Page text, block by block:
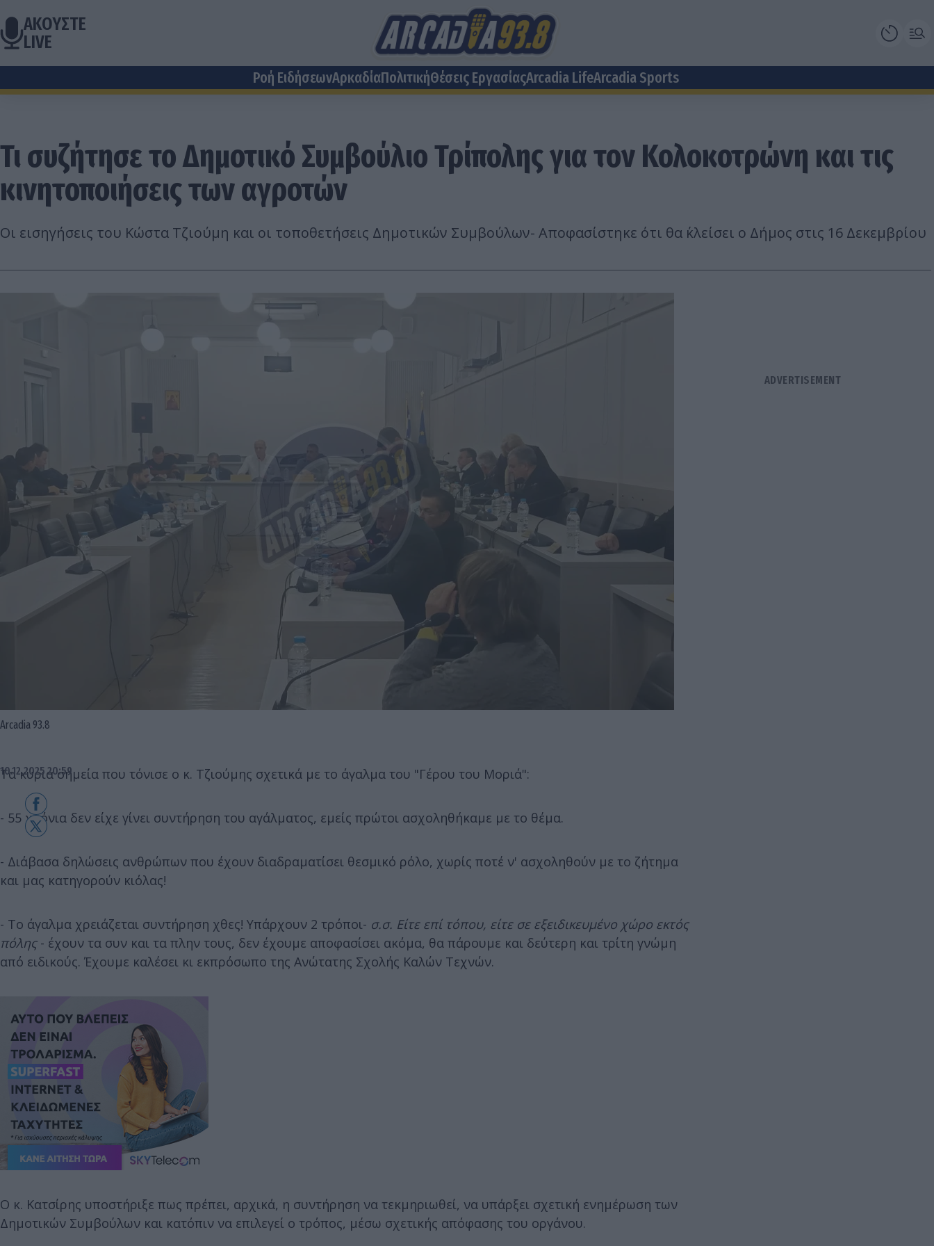
ΑΚΟΥΣΤΕ
LIVE
Ροή ΕιδήσεωνΑρκαδίαΠολιτικήΘέσεις EργασίαςArcadia LifeArcadia Sports
Τι συζήτησε το Δημοτικό Συμβούλιο Τρίπολης για τον Κολοκοτρώνη και τις
κινητοποιήσεις των αγροτών
Οι εισηγήσεις του Κώστα Τζιούμη και οι τοποθετήσεις Δημοτικών Συμβούλων- Αποφασίστηκε ότι θα κ΄λείσει ο Δήμος στις 16 Δεκεμβρίου
Arcadia 93.8
10.12.2025 20:59
Τα κύρια σημεία που τόνισε ο κ. Τζιούμης σχετικά με το άγαλμα του "Γέρου του Μοριά":
- 55 χρόνια δεν είχε γίνει συντήρηση του αγάλματος, εμείς πρώτοι ασχοληθήκαμε με το θέμα.
- Διάβασα δηλώσεις ανθρώπων που έχουν διαδραματίσει θεσμικό ρόλο, χωρίς ποτέ ν' ασχοληθούν με το ζήτημα
και μας κατηγορούν κιόλας!
- Το άγαλμα χρειάζεται συντήρηση χθες! Υπάρχουν 2 τρόποι- σ.σ. Είτε επί τόπου, είτε σε εξειδικευμένο χώρο εκτός
πόλης - έχουν τα συν και τα πλην τους, δεν έχουμε αποφασίσει ακόμα, θα πάρουμε και δεύτερη και τρίτη γνώμη
από ειδικούς. Έχουμε καλέσει κι εκπρόσωπο της Ανώτατης Σχολής Καλών Τεχνών.
Ο κ. Κατσίρης υποστήριξε πως πρέπει, αρχικά, η συντήρηση να τεκμηριωθεί, να υπάρξει σχετική ενημέρωση των
Δημοτικών Συμβούλων και κατόπιν να επιλεγεί ο τρόπος, μέσω σχετικής απόφασης του οργάνου.